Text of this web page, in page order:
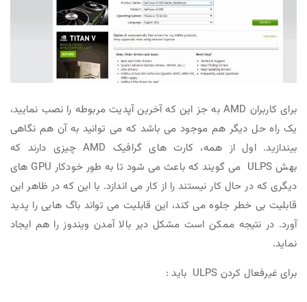
برای کاربران AMD به جز این که آخرین آپدیت مربوطه را نصب نمایید،
یک راه حل دیگر هم موجود می باشد که می توانید به آن هم نگاهی
بیندازید. اول از همه، کارت های گرافیک AMD چیزی دارند که
بهش ULPS می گویند که باعث می شود تا به طور خودکار GPU های
دیگری که در حال کار نیستند را از کار می اندازد. با این که در ظاهر این
قابلیت بی خطر جلوه می کند، این قابلیت می تواند باگ هایی را پدید
آورد. در نتیجه ممکن است مشکل دیر بالا آمدن ویندوز را هم ایجاد
نماید.
برای غیرفعال کردن ULPS باید :